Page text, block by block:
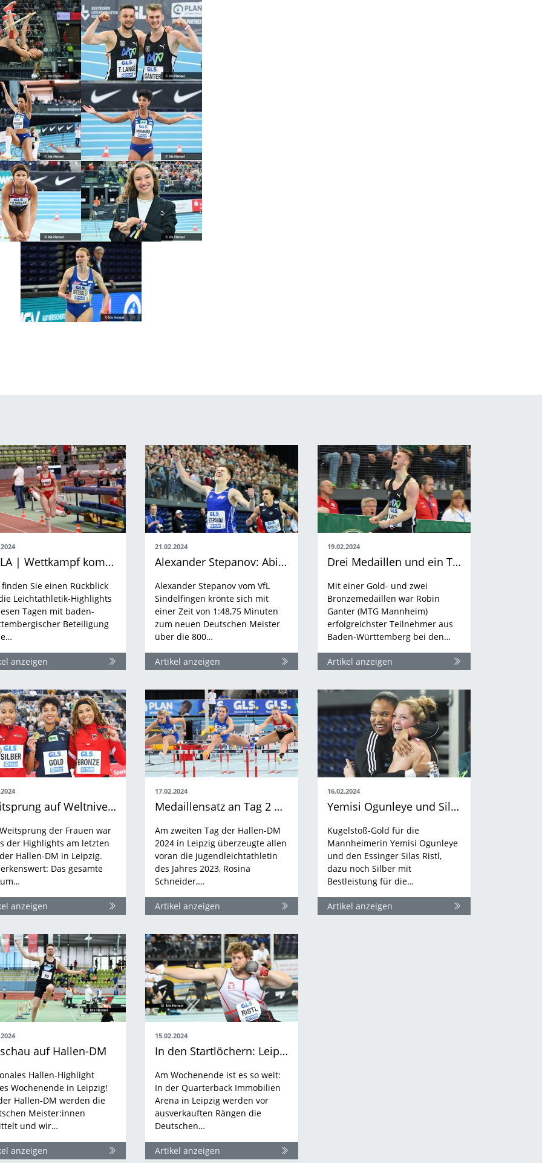
BWLA | Wettkampf kompakt
Sie einen Rückblick
Leichtathletik-Highlights
Tagen mit baden-
Beteiligung
anzeigen
21.02.2024
Alexander Stepanov: Abi, Sturz und trotzdem Deutschlands Bester
Alexander Stepanov vom VfL
Sindelfingen krönte sich mit
einer Zeit von 1:48,75 Minuten
zum neuen Deutschen Meister
über die 800…
Artikel anzeigen
19.02.2024
Drei Medaillen und ein Titel: Robin Ganter zwischen Auto-Werkstatt und Laufbahn
Mit einer Gold- und zwei
Bronzemedaillen war Robin
Ganter (MTG Mannheim)
erfolgreichster Teilnehmer aus
Baden-Württemberg bei den…
Artikel anzeigen
Weitsprung auf Weltniveau made in Baden-Württemberg
der Frauen war
der Highlights am letzten
Hallen-DM in Leipzig.
Das gesamte
anzeigen
17.02.2024
Medaillensatz an Tag 2 der Hallen-DM
Am zweiten Tag der Hallen-DM
2024 in Leipzig überzeugte allen
voran die Jugendleichtathletin
des Jahres 2023, Rosina
Schneider,…
Artikel anzeigen
16.02.2024
Yemisi Ogunleye und Silas Ristl bestätigen Favoritenrollen
Kugelstoß-Gold für die
Mannheimerin Yemisi Ogunleye
und den Essinger Silas Ristl,
dazu noch Silber mit
Bestleistung für die…
Artikel anzeigen
auf Hallen-DM
Hallen-Highlight
Wochenende in Leipzig!
Hallen-DM werden die
Meister:innen
und wir…
anzeigen
15.02.2024
In den Startlöchern: Leipzig freut sich auf die Hallen-DM
Am Wochenende ist es so weit:
In der Quarterback Immobilien
Arena in Leipzig werden vor
ausverkauften Rängen die
Deutschen…
Artikel anzeigen